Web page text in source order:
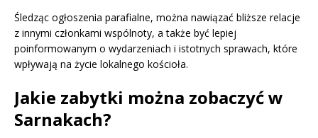
Śledząc ogłoszenia parafialne, można nawiązać bliższe relacje
z innymi członkami wspólnoty, a także być lepiej
poinformowanym o wydarzeniach i istotnych sprawach, które
wpływają na życie lokalnego kościoła.
Jakie zabytki można zobaczyć w
Sarnakach?